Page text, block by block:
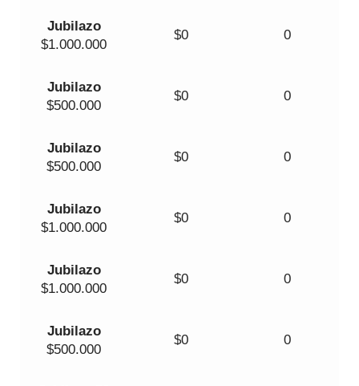
Jubilazo
$1.000.000
$0 0
Jubilazo
$500.000
$0 0
Jubilazo
$500.000
$0 0
Jubilazo
$1.000.000
$0 0
Jubilazo
$1.000.000
$0 0
Jubilazo
$500.000
$0 0